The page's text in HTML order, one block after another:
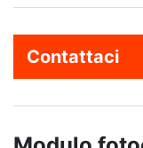
Contattaci